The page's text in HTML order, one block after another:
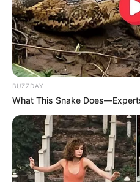
Jahr über das
und das Hallenbad. Im
der Badepark und
Sandstrand am
Woldsee aufgesucht
demöglichkeiten Bad
Familien- und
de Baalje ist ein
mit Sport-, Fitness- und
Sommer lockt
die Besucher an.
BUZZDAY
What This Snake